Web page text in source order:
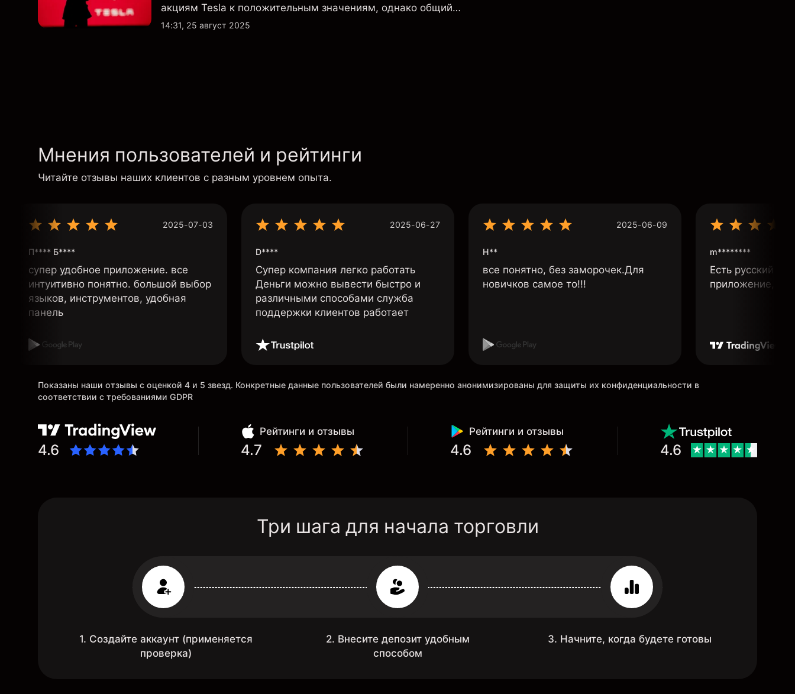
акциям Tesla к положительным значениям, однако общий
технический обзор по-прежнему не изменился ни на дневном, ни на
14:31, 25 август 2025
Мнения пользователей и рейтинги
Читайте отзывы наших клиентов с разным уровнем опыта.
2025-07-03
П**** Б****
супер удобное приложение. все
интуитивно понятно. большой выбор
языков, инструментов, удобная
панель
2025-06-27
D****
Супер компания легко работать
Деньги можно вывести быстро и
различными способами служба
поддержки клиентов работает
2025-06-09
Н**
все понятно, без заморочек.Для
новичков самое то!!!
m********
Есть русский
приложение,
Показаны наши отзывы с оценкой 4 и 5 звезд. Конкретные данные пользователей были намеренно анонимизированы для защиты их конфиденциальности в
соответствии с требованиями GDPR
4.6
Рейтинги и отзывы
4.7
Рейтинги и отзывы
4.6 4.6
Три шага для начала торговли
1. Создайте аккаунт (применяется
проверка)
2. Внесите депозит удобным
способом
3. Начните, когда будете готовы